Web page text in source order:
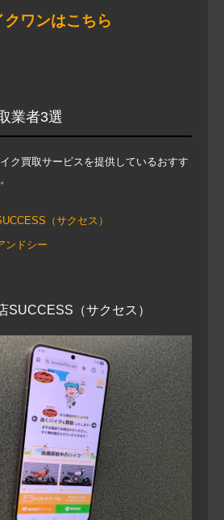
ワンはこちら
業者3選
ク買取サービスを提供しているおすす
（サクセス）
ンドシー
SUCCESS（サクセス）